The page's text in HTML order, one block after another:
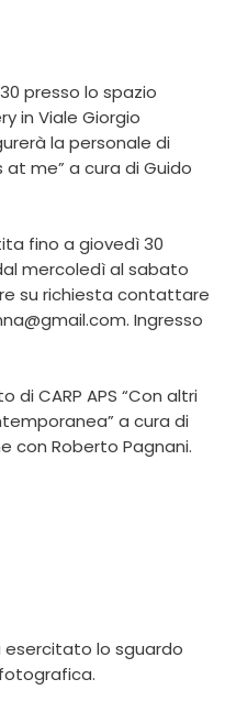
presso lo spazio
in Viale Giorgio
la personale di
at me” a cura di Guido
fino a giovedì 30
mercoledì al sabato
su richiesta contattare
Ingresso
CARP APS “Con altri
a cura di
con Roberto Pagnani.
esercitato lo sguardo